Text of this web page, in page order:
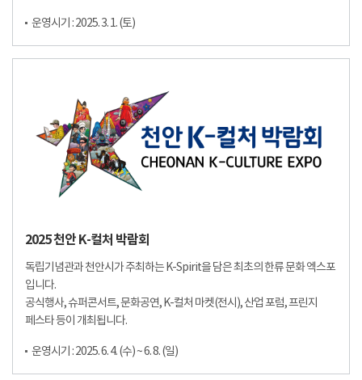
운영시기 : 2025. 3. 1. (토)
2025 천안 K-컬처 박람회
독립기념관과 천안시가 주최하는 K-Spirit을 담은 최초의 한류 문화 엑스포
입니다.
공식행사, 슈퍼콘서트, 문화공연, K-컬처 마켓(전시), 산업 포럼, 프린지
페스타 등이 개최됩니다.
운영시기 : 2025. 6. 4. (수) ~ 6. 8. (일)